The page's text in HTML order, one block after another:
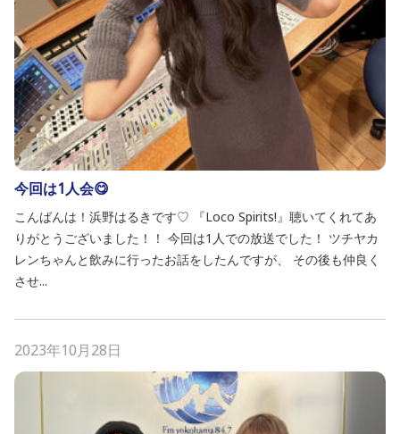
今回は1人会😋
こんばんは！浜野はるきです♡ 『Loco Spirits!』聴いてくれてあ
りがとうございました！！ 今回は1人での放送でした！ ツチヤカ
レンちゃんと飲みに行ったお話をしたんですが、 その後も仲良く
させ...
2023年10月28日